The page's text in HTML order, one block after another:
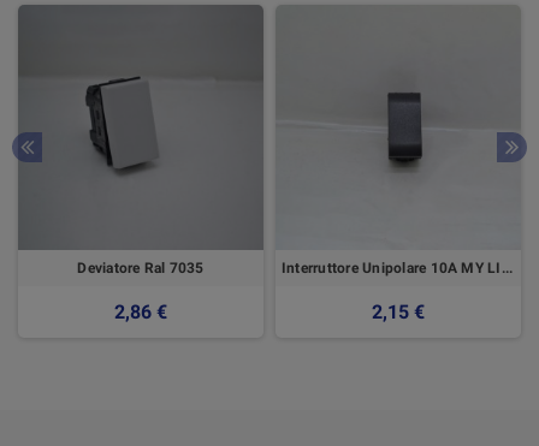
Deviatore Ral 7035
2,86 €
Interruttore Unipolare 10A MY LIFE Elettrocanali
2,15 €